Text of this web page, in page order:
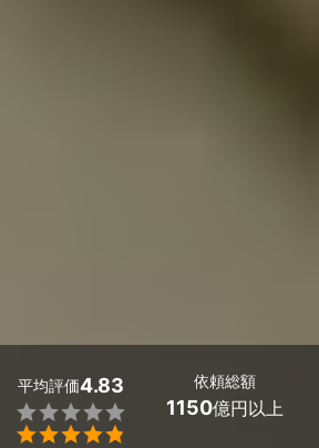
平均評価4.83


依頼総額
1150億円以上